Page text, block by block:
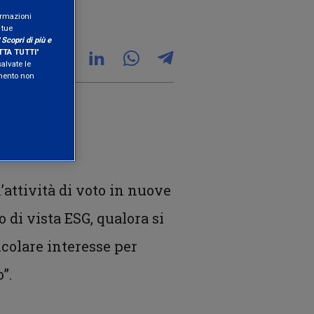
di voto in nuove
vista ESG, qualora si
interesse per
Scopri di più e
TUTTI"
le
non